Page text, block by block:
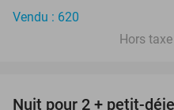
Vendu : 620
Hors
Nuit pour 2 + petit-